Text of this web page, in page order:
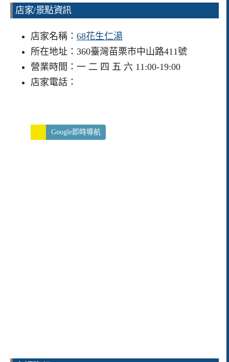
店家/景點資訊
店家名稱： 68花生仁湯
所在地址：360臺灣苗栗市中山路411號
營業時間：一 二 四 五 六 11:00-19:00
店家電話：
Google即時導航